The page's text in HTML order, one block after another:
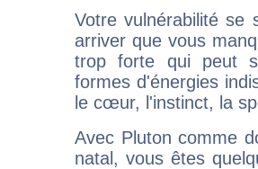
Votre vulnérabilité se
arriver que vous
trop forte qui peut
formes d'énergies
le cœur, l'instinct, la
Avec Pluton comme
natal, vous êtes